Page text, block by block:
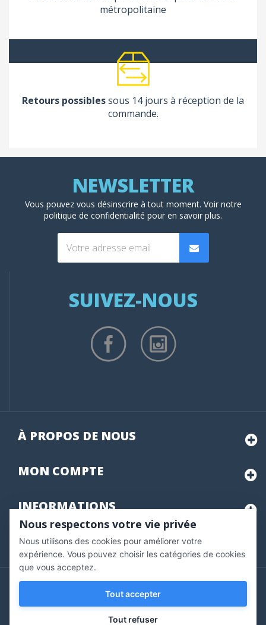
métropolitaine
Retours possiblessous 14 jours à réception de la
commande.
Vous pouvez vous désinscrire à tout moment. Voir notre
politique de confidentialité pour en savoir plus.
SUIVEZ-NOUS
À PROPOS DE NOUS
MON COMPTE
INFORMATIONS
Marchand approuvé par la Société des Avis Garantis,
pour vérifier .
Copyright © 2020 Vernazobres Grego - tous droits
réservés.
Nous respectons votre vie privée
Nous utilisons des cookies pour améliorer votre
expérience. Vous pouvez choisir les catégories de cookies
que vous acceptez.
Tout accepter
Tout refuser